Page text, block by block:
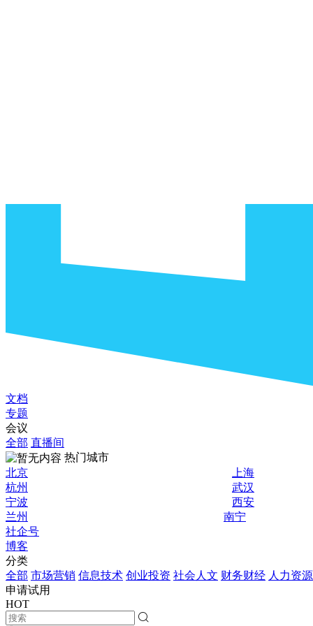
文档
专题
会议
全部 直播间
热门城市
北京
上海
杭州
武汉
宁波
西安
兰州
南宁
社企号
博客
分类
全部 市场营销 信息技术 创业投资 社会人文 财务财经 人力资源
申请试用
HOT